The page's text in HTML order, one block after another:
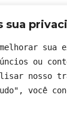
sua
sua
ou
nosso
você